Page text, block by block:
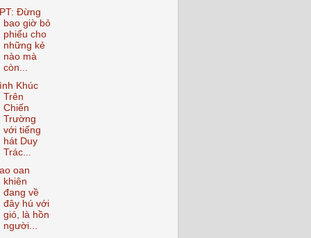
Đừng
bao giờ bỏ
phiếu cho
những kẻ
nào mà
còn...
Khúc
Trên
Chiến
Trường
với tiếng
hát Duy
Trác...
oan
khiên
đang về
đây hú với
gió, là hồn
người...